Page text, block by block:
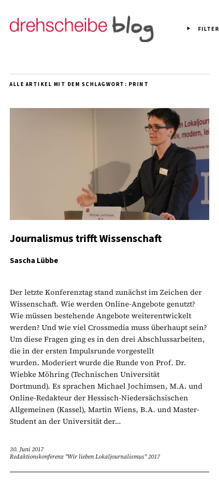
FILTER
ALLE ARTIKEL MIT DEM SCHLAGWORT: PRINT
Journalismus trifft Wissenschaft
Sascha Lübbe
Der letzte Konferenztag stand zunächst im Zeichen der
Wissenschaft. Wie werden Online-Angebote genutzt?
Wie müssen bestehende Angebote weiterentwickelt
werden? Und wie viel Crossmedia muss überhaupt sein?
Um diese Fragen ging es in den drei Abschlussarbeiten,
die in der ersten Impulsrunde vorgestellt
wurden. Moderiert wurde die Runde von Prof. Dr.
Wiebke Möhring (Technischen Universität
Dortmund). Es sprachen Michael Jochimsen, M.A. und
Online-Redakteur der Hessisch-Niedersächsischen
Allgemeinen (Kassel), Martin Wiens, B.A. und Master-
Student an der Universität der...
30. Juni 2017
Redaktionskonferenz "Wir lieben Lokaljournalismus" 2017